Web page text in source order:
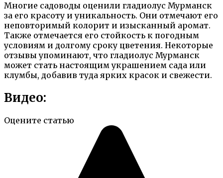
Многие садоводы оценили гладиолус Мурманск
за его красоту и уникальность. Они отмечают его
неповторимый колорит и изысканный аромат.
Также отмечается его стойкость к погодным
условиям и долгому сроку цветения. Некоторые
отзывы упоминают, что гладиолус Мурманск
может стать настоящим украшением сада или
клумбы, добавив туда ярких красок и свежести.
Видео:
Оцените статью